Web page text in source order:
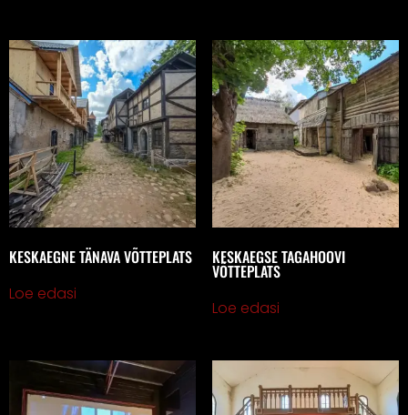
KESKAEGNE TÄNAVA VÕTTEPLATS
Loe edasi
KESKAEGSE TAGAHOOVI
VÕTTEPLATS
Loe edasi